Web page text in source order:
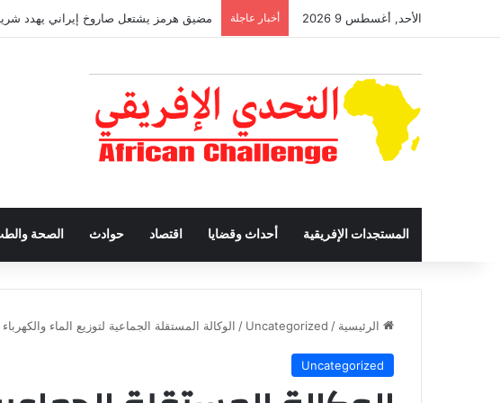
الأحد, أغسطس 9 2026 أخبار عاجلة مضيق هرمز يشتعل صاروخ إيراني يهدد
المستجدات الإفريقية أحداث وقضايا اقتصاد حوادث الصحة
الرئيسية /
Uncategorized
/ الوكالة المستقلة الجماعية لتوزيع الماء
Uncategorized